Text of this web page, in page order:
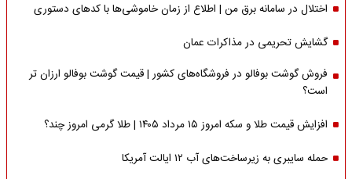
اختلال در سامانه برق من | اطلاع از زمان خاموشی‌ها با کدهای دستوری
گشایش تحریمی در مذاکرات عمان
فروش گوشت بوفالو در فروشگاه‌های کشور | قیمت گوشت بوفالو ارزان تر
است؟
افزایش قیمت طلا و سکه امروز ۱۵ مرداد ۱۴۰۵ | طلا گرمی امروز چند؟
حمله سایبری به زیرساخت‌های آب ۱۲ ایالت آمریکا